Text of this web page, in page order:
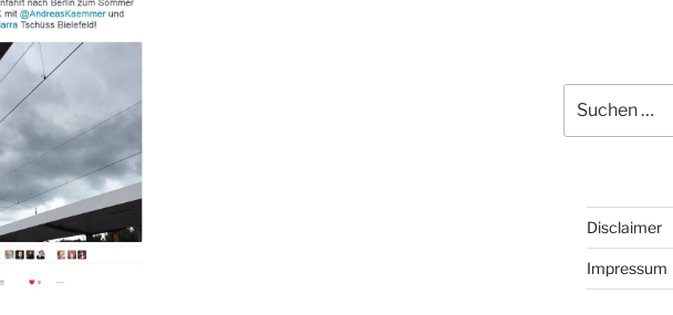
nach:
Disclaimer
Impressum